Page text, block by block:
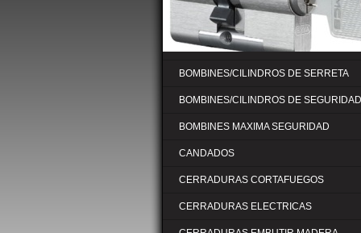
BOMBINES/CILINDROS DE SERRETA
BOMBINES/CILINDROS DE SEGURIDAD
BOMBINES MAXIMA SEGURIDAD
CANDADOS
CERRADURAS CORTAFUEGOS
CERRADURAS ELECTRICAS